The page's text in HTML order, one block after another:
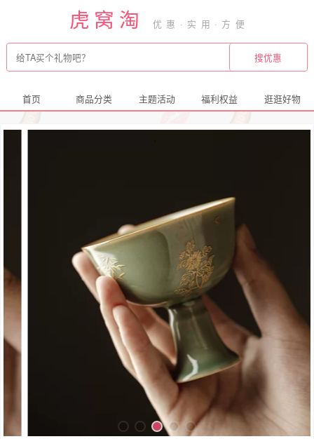
虎窝淘
首页 商品分类 主题活动 福利权益 逛逛好物